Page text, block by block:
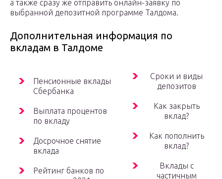
а также сразу же отправить онлайн-заявку по
выбранной депозитной программе Талдома.
Дополнительная информация по
вкладам в Талдоме
Пенсионные вклады
Сбербанка
Выплата процентов
по вкладу
Досрочное снятие
вклада
Рейтинг банков по
Сроки и виды
депозитов
Как закрыть
вклад?
Как пополнить
вклад?
Вклады с
частичным